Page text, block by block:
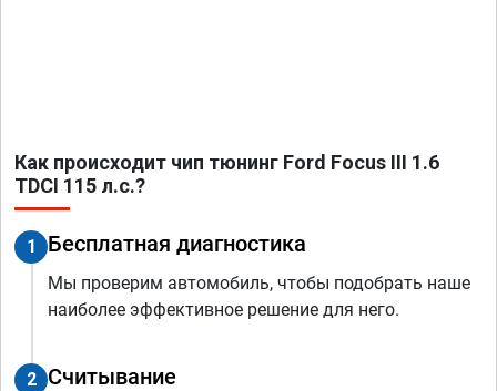
Как происходит чип тюнинг Ford Focus III 1.6
TDCI 115 л.с.?
1 Бесплатная диагностика
Мы проверим автомобиль, чтобы подобрать наше
наиболее эффективное решение для него.
2 Считывание